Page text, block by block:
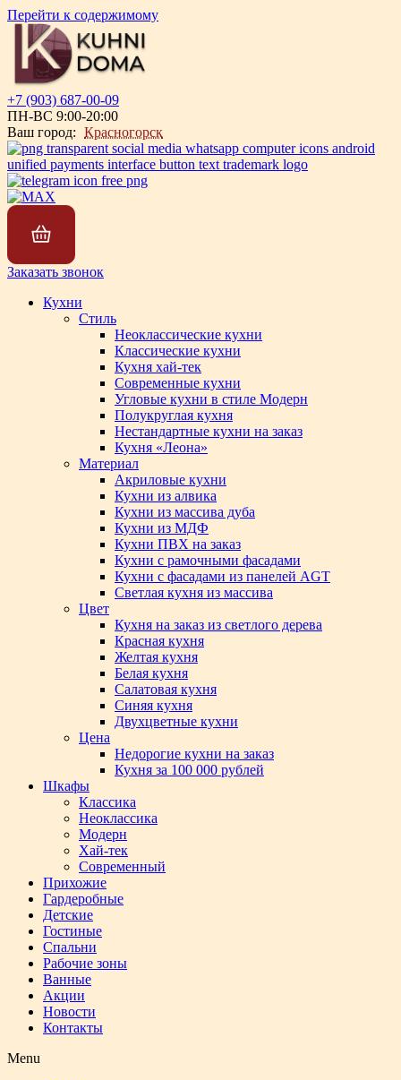
Перейти к содержимому
+7 (903) 687-00-09
ПН-ВС 9:00-20:00
Ваш город: Красногорск
Заказать звонок
Кухни
Стиль
Неоклассические кухни
Классические кухни
Кухня хай-тек
Современные кухни
Угловые кухни в стиле Модерн
Полукруглая кухня
Нестандартные кухни на заказ
Кухня «Леона»
Материал
Акриловые кухни
Кухни из алвика
Кухни из массива дуба
Кухни из МДФ
Кухни ПВХ на заказ
Кухни с рамочными фасадами
Кухни с фасадами из панелей AGT
Светлая кухня из массива
Цвет
Кухня на заказ из светлого дерева
Красная кухня
Желтая кухня
Белая кухня
Салатовая кухня
Синяя кухня
Двухцветные кухни
Цена
Недорогие кухни на заказ
Кухня за 100 000 рублей
Шкафы
Классика
Неоклассика
Модерн
Хай-тек
Современный
Прихожие
Гардеробные
Детские
Гостиные
Спальни
Рабочие зоны
Ванные
Акции
Новости
Контакты
Menu